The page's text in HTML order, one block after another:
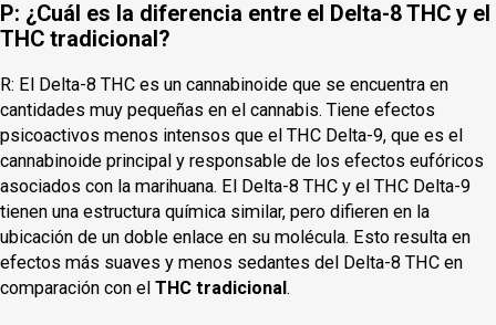
P: ¿Cuál es la diferencia entre el Delta-8 THC y el
THC tradicional?
R: El Delta-8 THC es un cannabinoide que se encuentra en
cantidades muy pequeñas en el cannabis. Tiene efectos
psicoactivos menos intensos que el THC Delta-9, que es el
cannabinoide principal y responsable de los efectos eufóricos
asociados con la marihuana. El Delta-8 THC y el THC Delta-9
tienen una estructura química similar, pero difieren en la
ubicación de un doble enlace en su molécula. Esto resulta en
efectos más suaves y menos sedantes del Delta-8 THC en
comparación con el THC tradicional .